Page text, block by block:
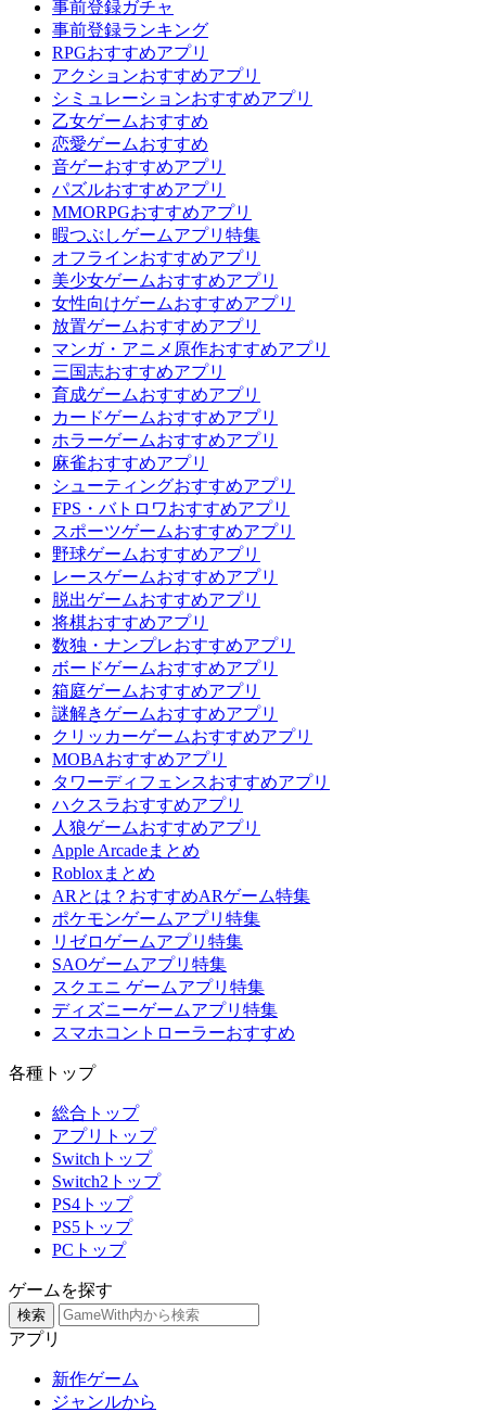
事前登録ガチャ
事前登録ランキング
RPGおすすめアプリ
アクションおすすめアプリ
シミュレーションおすすめアプリ
乙女ゲームおすすめ
恋愛ゲームおすすめ
音ゲーおすすめアプリ
パズルおすすめアプリ
MMORPGおすすめアプリ
暇つぶしゲームアプリ特集
オフラインおすすめアプリ
美少女ゲームおすすめアプリ
女性向けゲームおすすめアプリ
放置ゲームおすすめアプリ
マンガ・アニメ原作おすすめアプリ
三国志おすすめアプリ
育成ゲームおすすめアプリ
カードゲームおすすめアプリ
ホラーゲームおすすめアプリ
麻雀おすすめアプリ
シューティングおすすめアプリ
FPS・バトロワおすすめアプリ
スポーツゲームおすすめアプリ
野球ゲームおすすめアプリ
レースゲームおすすめアプリ
脱出ゲームおすすめアプリ
将棋おすすめアプリ
数独・ナンプレおすすめアプリ
ボードゲームおすすめアプリ
箱庭ゲームおすすめアプリ
謎解きゲームおすすめアプリ
クリッカーゲームおすすめアプリ
MOBAおすすめアプリ
タワーディフェンスおすすめアプリ
ハクスラおすすめアプリ
人狼ゲームおすすめアプリ
Apple Arcadeまとめ
Robloxまとめ
ARとは？おすすめARゲーム特集
ポケモンゲームアプリ特集
リゼロゲームアプリ特集
SAOゲームアプリ特集
スクエニ ゲームアプリ特集
ディズニーゲームアプリ特集
スマホコントローラーおすすめ
各種トップ
総合トップ
アプリトップ
Switchトップ
Switch2トップ
PS4トップ
PS5トップ
PCトップ
ゲームを探す
検索
アプリ
新作ゲーム
ジャンルから